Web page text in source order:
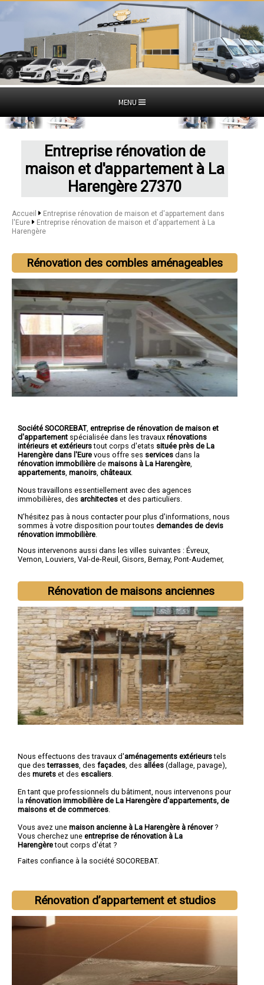
MENU
Entreprise rénovation de
maison et d'appartement à La
Harengère 27370
Accueil
Entreprise rénovation de maison et d'appartement dans
l'Eure
Entreprise rénovation de maison et d'appartement à La
Harengère
Rénovation des combles aménageables
Société SOCOREBAT, entreprise de rénovation de maison et
d'appartement spécialisée dans les travaux rénovations
intérieurs et extérieurstout corps d'etats située près de La
Harengère dans l'Eure vous offre ses services dans la
rénovation immobilière de maisons à La Harengère
appartements manoirs châteaux.
Nous travaillons essentiellement avec des agences
immobilières, des architectes et des particuliers.
N'hésitez pas à nous contacter pour plus d'informations, nous
sommes à votre disposition pour toutes demandes de devis
rénovation immobilière
Nous intervenons aussi dans les villes suivantes : Évreux,
Vernon, Louviers, Val-de-Reuil , Gisors, Bernay, Pont-Audemer,
Rénovation de maisons anciennes
Nous effectuons des travaux d'aménagements extérieurstels
que desterrasses , des façades , des allées (dallage, pavage),
des murets et des escaliers
En tant que professionnels du bâtiment, nous intervenons pour
la rénovation immobilière de La Harengère d'appartements, de
maisons et de commerces
Vous avez une maison ancienne à La Harengère à rénover?
Vous cherchez une entreprise de rénovation à La
Harengèretout corps d'état ?
Faites confiance à la société SOCOREBAT.
Rénovation d’appartement et studios